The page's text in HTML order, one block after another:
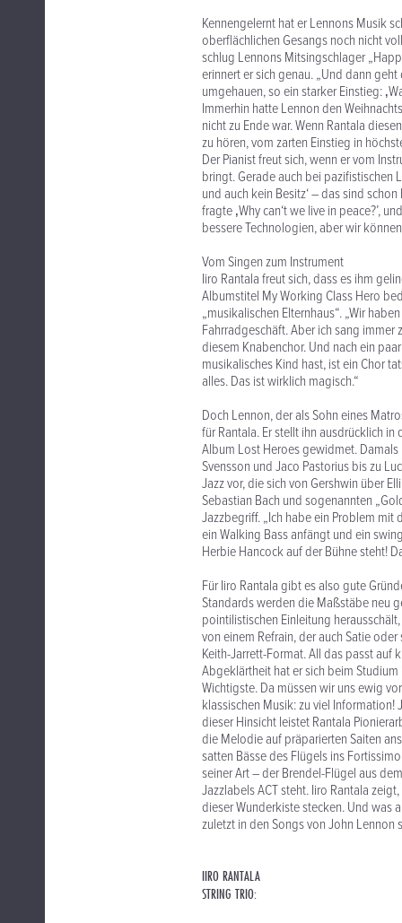
Kennengelernt hat er Lennons Musik
oberflächlichen Gesangs noch nicht
schlug Lennons Mitsingschlager
erinnert er sich genau. „Und dann geht
umgehauen, so ein starker Einstieg:
Immerhin hatte Lennon den
nicht zu Ende war. Wenn Rantala
zu hören, vom zarten Einstieg in
Der Pianist freut sich, wenn er vom
bringt. Gerade auch bei pazifistischen
und auch kein Besitz‘ – das sind
fragte ‚Why can‘t we live in peace?’,
bessere Technologien, aber wir
Vom Singen zum Instrument
Iiro Rantala freut sich, dass es ihm
Albumstitel My Working Class Hero
„musikalischen Elternhaus“. „Wir
Fahrradgeschäft. Aber ich sang
diesem Knabenchor. Und nach ein
musikalisches Kind hast, ist ein Chor
alles. Das ist wirklich magisch.“
Doch Lennon, der als Sohn eines
für Rantala. Er stellt ihn ausdrücklich
Album Lost Heroes gewidmet. Damals
Svensson und Jaco Pastorius bis zu
Jazz vor, die sich von Gershwin über
Sebastian Bach und sogenannten
Jazzbegriff. „Ich habe ein Problem mit
ein Walking Bass anfängt und ein
Herbie Hancock auf der Bühne steht!
Für Iiro Rantala gibt es also gute
Standards werden die Maßstäbe neu
pointilistischen Einleitung
von einem Refrain, der auch Satie
Keith-Jarrett-Format. All das passt auf
Abgeklärtheit hat er sich beim
Wichtigste. Da müssen wir uns ewig
klassischen Musik: zu viel
dieser Hinsicht leistet Rantala
die Melodie auf präparierten Saiten
satten Bässe des Flügels ins
seiner Art – der Brendel-Flügel aus
Jazzlabels ACT steht. Iiro Rantala
dieser Wunderkiste stecken. Und was
zuletzt in den Songs von John Lennon
IIRO RANTALA
STRING TRIO: